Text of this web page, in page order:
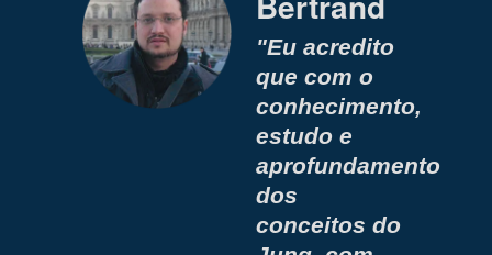
"Eu acredito
que com o
conhecimento,
estudo e
aprofundamento
dos
conceitos do